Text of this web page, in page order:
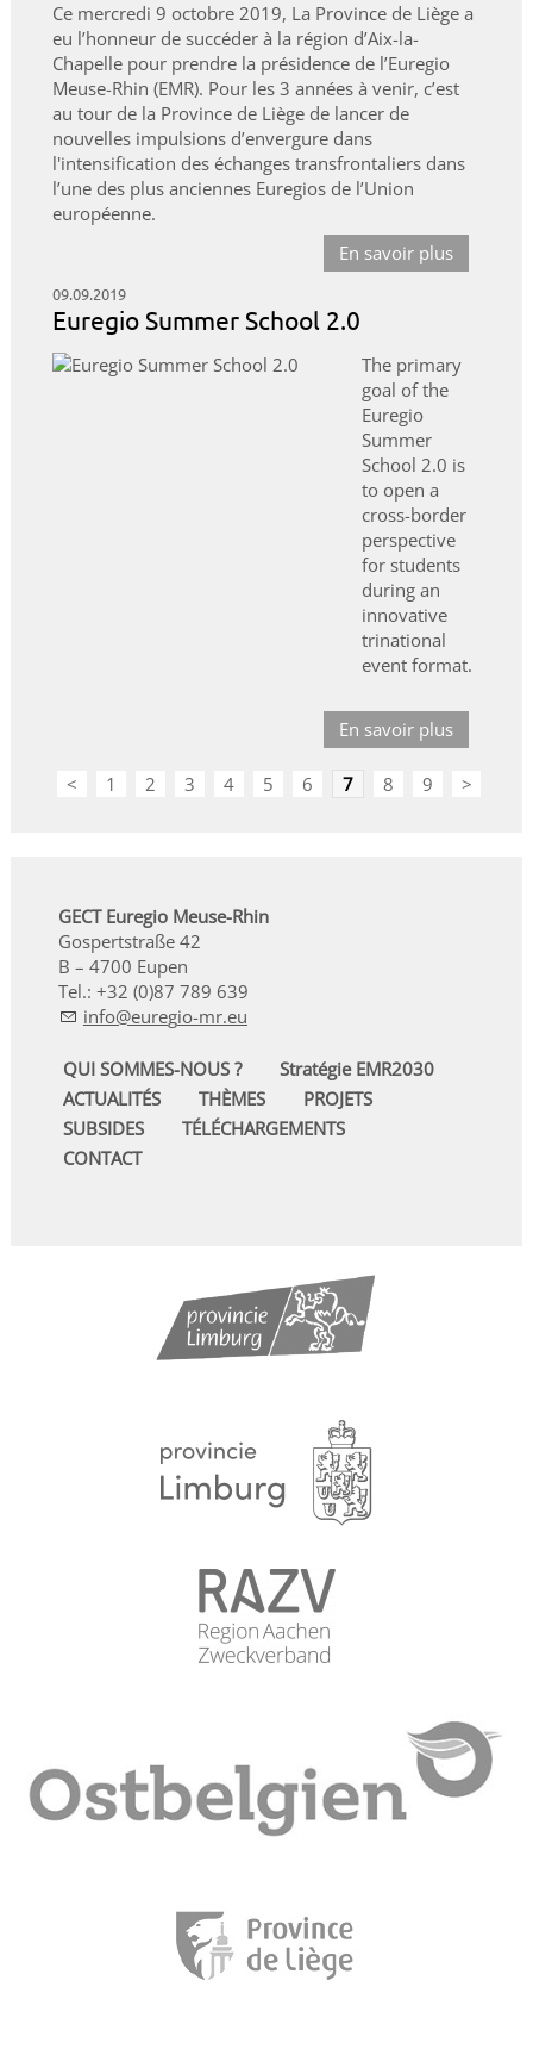
Ce mercredi 9 octobre 2019, La Province de Liège a
eu l’honneur de succéder à la région d’Aix-la-
Chapelle pour prendre la présidence de l’Euregio
Meuse-Rhin (EMR). Pour les 3 années à venir, c’est
au tour de la Province de Liège de lancer de
nouvelles impulsions d’envergure dans
l'intensification des échanges transfrontaliers dans
l’une des plus anciennes Euregios de l’Union
européenne.
En savoir plus
09.09.2019
Euregio Summer School 2.0
The primary
goal of the
Euregio
Summer
School 2.0 is
to open a
cross-border
perspective
for students
during an
innovative
trinational
event format.
En savoir plus
< 1 2 3 4 5 6 7 8 9 >
GECT Euregio Meuse-Rhin
Gospertstraße 42
B – 4700 Eupen
Tel.: +32 (0)87 789 639
nf
r g -mr
QUI SOMMES-NOUS ?
Stratégie EMR2030
ACTUALITÉS
THÈMES
PROJETS
SUBSIDES
TÉLÉCHARGEMENTS
CONTACT